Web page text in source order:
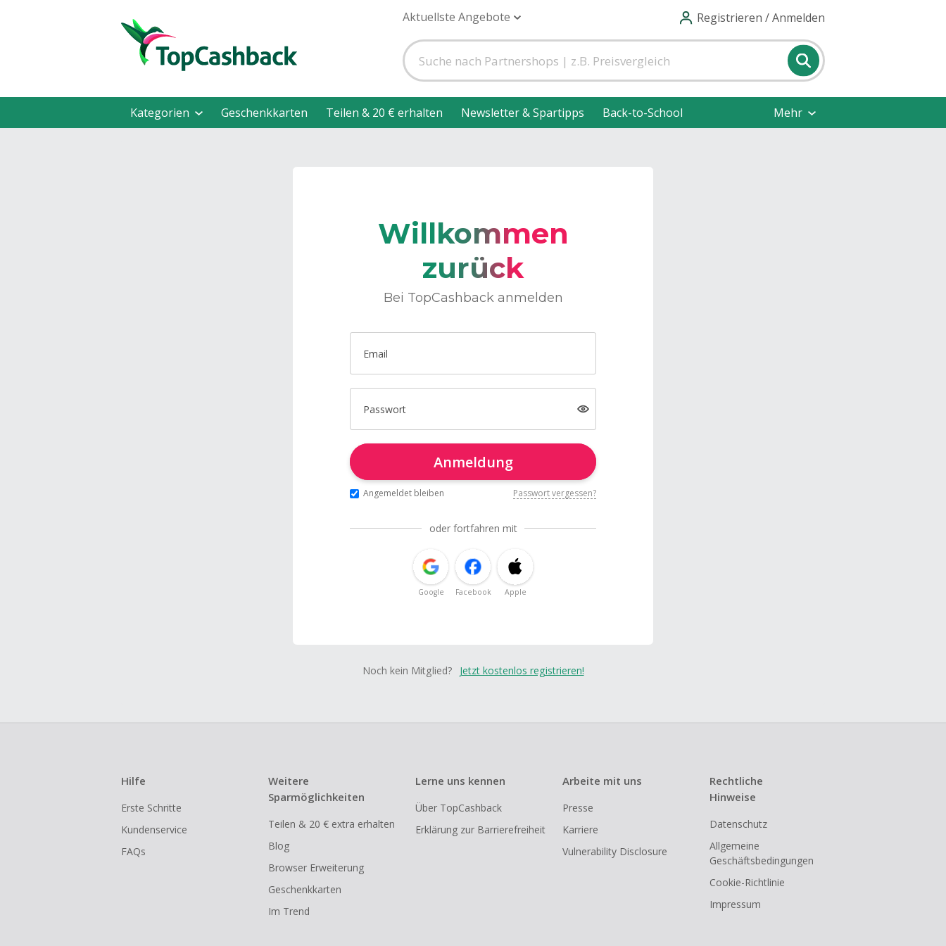
Aktuellste Angebote Registrieren / Anmelden
Kategorien Geschenkkarten Teilen & 20 € erhalten Newsletter & Spartipps Back-to-School Mehr
Willkommen
zurück
Bei TopCashback anmelden
Email
Passwort
Anmeldung
Angemeldet bleiben Passwort vergessen?
oder fortfahren mit
Google Facebook Apple
Noch kein Mitglied? Jetzt kostenlos registrieren!
Hilfe
Erste Schritte
Kundenservice
FAQs
Weitere
Sparmöglichkeiten
Teilen & 20 € extra erhalten
Blog
Browser Erweiterung
Geschenkkarten
Im Trend
Lerne uns kennen
Über TopCashback
Erklärung zur Barrierefreiheit
Arbeite mit uns
Presse
Karriere
Vulnerability Disclosure
Rechtliche
Hinweise
Datenschutz
Allgemeine
Geschäftsbedingungen
Cookie-Richtlinie
Impressum